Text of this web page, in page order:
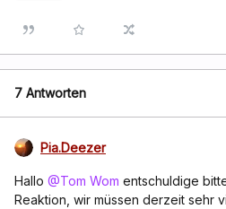
7 Antworten
Pia.Deezer
Hallo @Tom Wom entschuldige
Reaktion, wir müssen derzeit sehr